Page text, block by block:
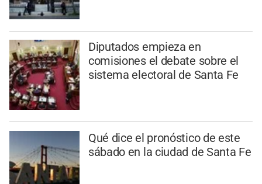
Diputados empieza en
comisiones el debate sobre el
sistema electoral de Santa Fe
Qué dice el pronóstico de este
sábado en la ciudad de Santa Fe